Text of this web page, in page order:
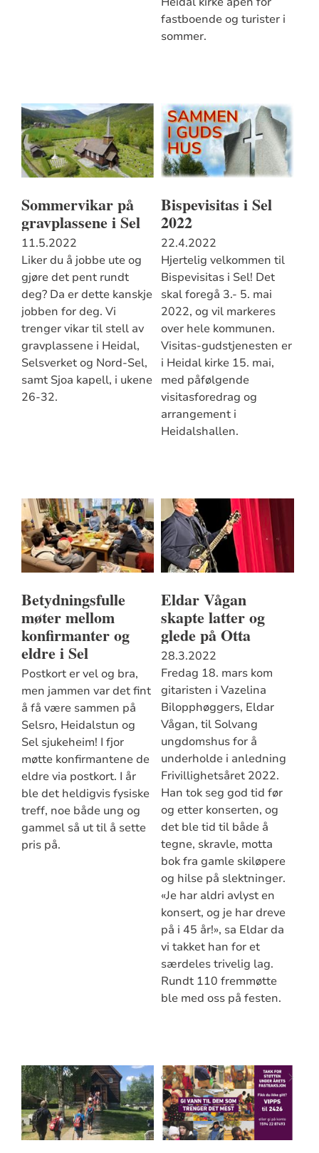
fastboende og turister i
sommer.
Sommervikar på
gravplassene i Sel
11.5.2022
Liker du å jobbe ute og
gjøre det pent rundt
deg? Da er dette kanskje
jobben for deg. Vi
trenger vikar til stell av
gravplassene i Heidal,
Selsverket og Nord-Sel,
samt Sjoa kapell, i ukene
26-32.
Bispevisitas i Sel
2022
22.4.2022
Hjertelig velkommen til
Bispevisitas i Sel! Det
skal foregå 3.- 5. mai
2022, og vil markeres
over hele kommunen.
Visitas-gudstjenesten er
i Heidal kirke 15. mai,
med påfølgende
visitasforedrag og
arrangement i
Heidalshallen.
Betydningsfulle
møter mellom
konfirmanter og
eldre i Sel
Postkort er vel og bra,
men jammen var det fint
å få være sammen på
Selsro, Heidalstun og
Sel sjukeheim! I fjor
møtte konfirmantene de
eldre via postkort. I år
ble det heldigvis fysiske
treff, noe både ung og
gammel så ut til å sette
pris på.
Eldar Vågan
skapte latter og
glede på Otta
28.3.2022
Fredag 18. mars kom
gitaristen i Vazelina
Bilopphøggers, Eldar
Vågan, til Solvang
ungdomshus for å
underholde i anledning
Frivillighetsåret 2022.
Han tok seg god tid før
og etter konserten, og
det ble tid til både å
tegne, skravle, motta
bok fra gamle skiløpere
og hilse på slektninger.
«Je har aldri avlyst en
konsert, og je har dreve
på i 45 år!», sa Eldar da
vi takket han for et
særdeles trivelig lag.
Rundt 110 fremmøtte
ble med oss på festen.